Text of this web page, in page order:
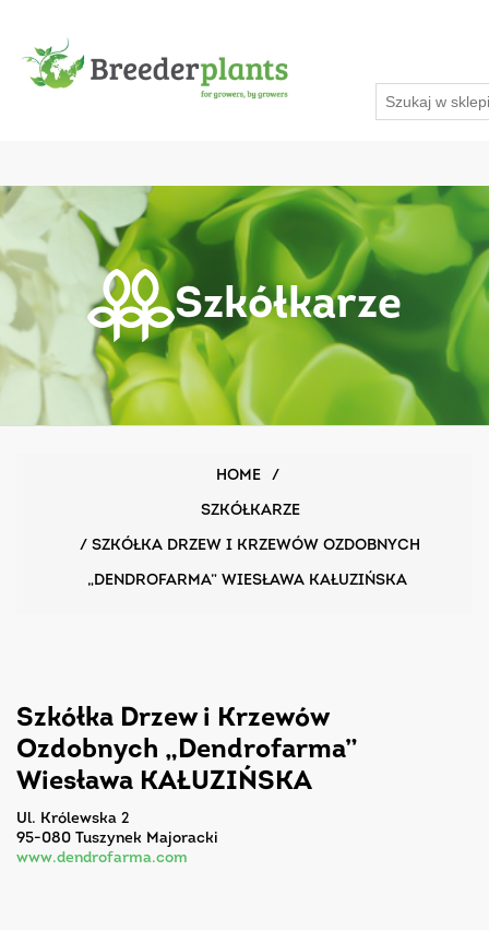
Szkółkarze
HOME /
SZKÓŁKARZE
/ SZKÓŁKA DRZEW I KRZEWÓW OZDOBNYCH
„DENDROFARMA” WIESŁAWA KAŁUZIŃSKA
Szkółka Drzew i Krzewów
Ozdobnych „Dendrofarma”
Wiesława KAŁUZIŃSKA
ul. Królewska 2
95-080 Tuszynek Majoracki
www.dendrofarma.com